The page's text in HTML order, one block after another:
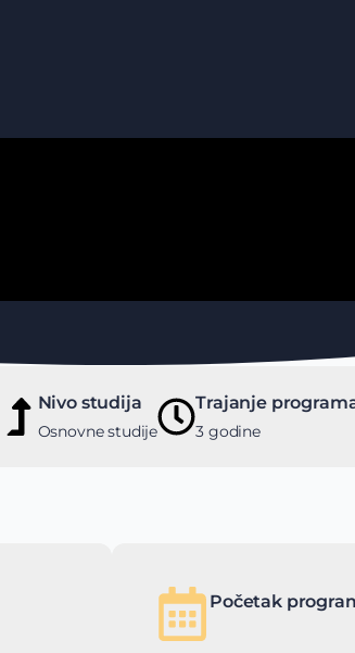
Nivo studija
Osnovne studije
Trajanje
3 godine
Početak